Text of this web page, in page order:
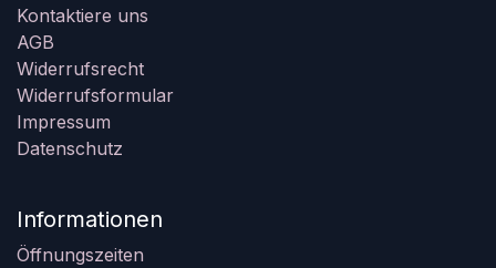
Kontaktiere uns
AGB
Widerrufsrecht
Widerrufsformular
Impressum
Datenschutz
Informationen
Öffnungszeiten